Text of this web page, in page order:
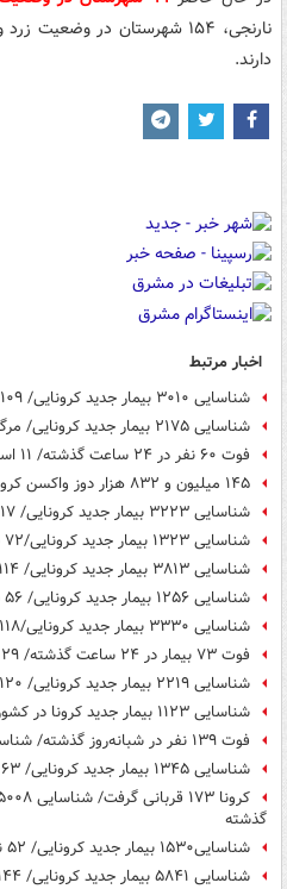
دارند.
اخبار مرتبط
شناسایی ۳۰۱۰ بیمار جدید کرونایی/ ۱۰۹ نفر دیگر فوت شدند
شناسایی ۲۱۷۵ بیمار جدید کرونایی/ مرگ‌های روزانه از ۹۰ مورد گذشت
فوت ۶۰ نفر در ۲۴ ساعت گذشته/ ۱۱ استان بدون مرگ و میر
۱۴۵ میلیون و ۸۳۲ هزار دوز واکسن کرونا در کشور تزریق شده است
شناسایی ۳۲۲۳ بیمار جدید کرونایی/ ۱۱۷ نفر دیگر فوت شدند
شناسایی ۱۳۲۳ بیمار جدید کرونایی/۷۲ نفر دیگر فوت شدند
شناسایی ۳۸۱۳ بیمار جدید کرونایی/ ۱۱۴ نفر دیگر فوت شدند
شناسایی ۱۲۵۶ بیمار جدید کرونایی/ ۵۶ نفر دیگر فوت شدند
شناسایی ۳۳۳۰ بیمار جدید کرونایی/۱۱۸ نفر دیگر فوت شدند
فوت ۷۳ بیمار در ۲۴ ساعت گذشته/ ۲۹ شهرستان در وضعیت قرمز
شناسایی ۲۲۱۹ بیمار جدید کرونایی/ ۱۲۰ نفر دیگر فوت شدند
شناسایی ۱۱۲۳ بیمار جدید کرونا در کشور/ جان‌باختن ۶۷ بیمار دیگر
فوت ۱۳۹ نفر در شبانه‌روز گذشته/ شناسایی ۶۴۲۴ بیمار جدید کرونا
شناسایی ۱۳۴۵ بیمار جدید کرونایی/ ۶۳ نفر دیگر فوت شدند
گذشته
شناسایی۱۵۳۰ بیمار جدید کرونایی/ ۵۲ نفر دیگر فوت شدند
شناسایی ۵۸۴۱ بیمار جدید کرونایی/ ۱۴۴ نفر دیگر فوت شدند